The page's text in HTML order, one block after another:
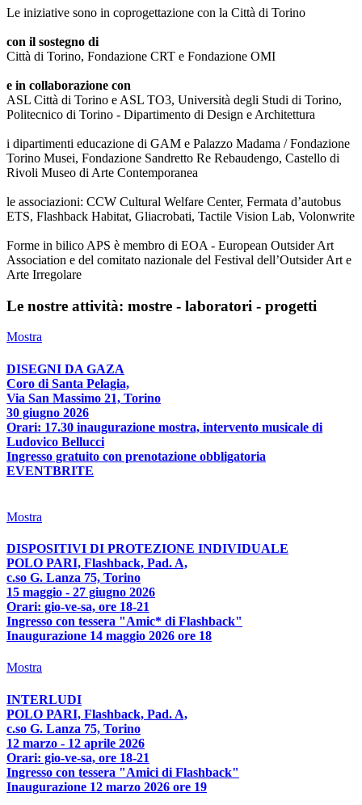
Le iniziative sono in coprogettazione con la Città di Torino
con il sostegno di
Città di Torino, Fondazione CRT e Fondazione OMI
e in collaborazione con
ASL Città di Torino e ASL TO3, Università degli Studi di Torino,
Politecnico di Torino - Dipartimento di Design e Architettura
i dipartimenti educazione di GAM e Palazzo Madama / Fondazione
Torino Musei, Fondazione Sandretto Re Rebaudengo, Castello di
Rivoli Museo di Arte Contemporanea
le associazioni: CCW Cultural Welfare Center, Fermata d’autobus
ETS, Flashback Habitat, Gliacrobati, Tactile Vision Lab, Volonwrite
Forme in bilico APS è membro di EOA - European Outsider Art
Association e del comitato nazionale del Festival dell’Outsider Art e
Arte Irregolare
Le nostre attività: mostre - laboratori - progetti
Mostra
DISEGNI DA GAZA
Coro di Santa Pelagia,
Via San Massimo 21, Torino
30 giugno 2026
Orari: 17.30 inaugurazione mostra, intervento musicale di
Ludovico Bellucci
Ingresso gratuito con prenotazione obbligatoria
EVENTBRITE
Mostra
DISPOSITIVI DI PROTEZIONE INDIVIDUALE
POLO PARI, Flashback, Pad. A,
c.so G. Lanza 75, Torino
15 maggio - 27 giugno 2026
Orari: gio-ve-sa, ore 18-21
Ingresso con tessera "Amic* di Flashback"
Inaugurazione 14 maggio 2026 ore 18
Mostra
INTERLUDI
POLO PARI, Flashback, Pad. A,
c.so G. Lanza 75, Torino
12 marzo - 12 aprile 2026
Orari: gio-ve-sa, ore 18-21
Ingresso con tessera "Amici di Flashback"
Inaugurazione 12 marzo 2026 ore 19